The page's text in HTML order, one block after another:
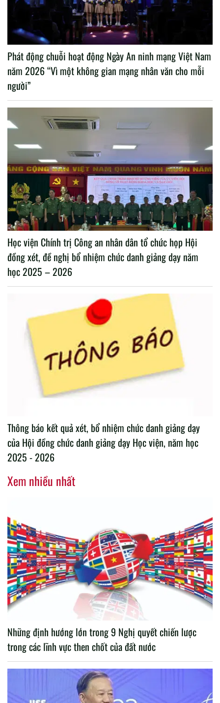
Phát động chuỗi hoạt động Ngày An ninh mạng Việt Nam
năm 2026 “Vì một không gian mạng nhân văn cho mỗi
người”
Học viện Chính trị Công an nhân dân tổ chức họp Hội
đồng xét, đề nghị bổ nhiệm chức danh giảng dạy năm
học 2025 – 2026
Thông báo kết quả xét, bổ nhiệm chức danh giảng dạy
của Hội đồng chức danh giảng dạy Học viện, năm học
2025 - 2026
Xem nhiều nhất
Những định hướng lớn trong 9 Nghị quyết chiến lược
trong các lĩnh vực then chốt của đất nước